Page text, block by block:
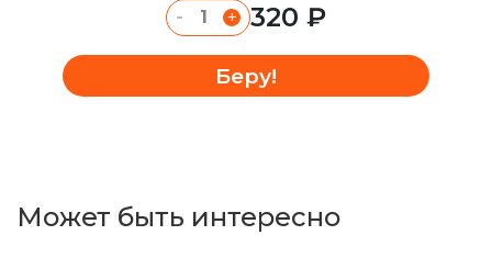
- + 320 ₽
Беру!
Может быть интересно